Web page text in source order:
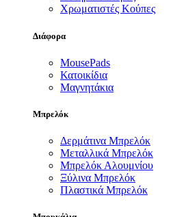
Χρωματιστές Κούπες
Διάφορα
MousePads
Κατοικίδια
Μαγνητάκια
Μπρελόκ
Δερμάτινα Μπρελόκ
Μεταλλικά Μπρελόκ
Μπρελόκ Αλουμνίου
Ξύλινα Μπρελόκ
Πλαστικά Μπρελόκ